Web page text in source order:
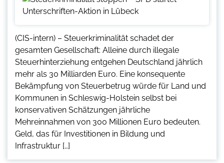
(CIS-intern) – Steuerkriminalität schadet der
gesamten Gesellschaft: Alleine durch illegale
Steuerhinterziehung entgehen Deutschland jährlich
mehr als 30 Milliarden Euro. Eine konsequente
Bekämpfung von Steuerbetrug würde für Land und
Kommunen in Schleswig-Holstein selbst bei
konservativen Schätzungen jährliche
Mehreinnahmen von 300 Millionen Euro bedeuten.
Geld, das für Investitionen in Bildung und
Infrastruktur […]